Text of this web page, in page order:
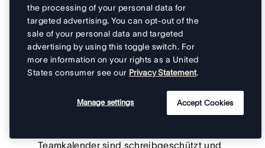
Durch einen Klick aufHeutezurück zur aktuellen
Woche und zum aktuellen Monat wechseln
Auf das Wochenende -Symbol klicken, um Wochenenden auf dem
Kalender ein- oder auszublenden
Hinweis
Teamkalender sind schreibgeschützt und
the processing of your personal data for
targeted advertising. You can opt-out of the
sale of your personal data and targeted
advertising by using this toggle switch. For
more information on your rights as a United
States consumer see our Privacy Statement.
Manage settings Accept Cookies